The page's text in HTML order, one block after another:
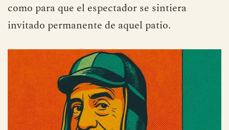
como para que el espectador se sintiera
invitado permanente de aquel patio.